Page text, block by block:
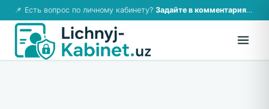
📌 Есть вопрос по личному кабинету? Задайте в комментариях — ответим!